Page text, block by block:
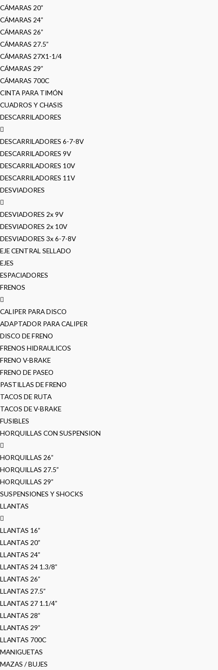
CÁMARAS 20”
CÁMARAS 24”
CÁMARAS 26”
CÁMARAS 27.5”
CÁMARAS 27X1-1/4
CÁMARAS 29”
CÁMARAS 700C
CINTA PARA TIMÓN
CUADROS Y CHASIS
DESCARRILADORES
DESCARRILADORES 6-7-8V
DESCARRILADORES 9V
DESCARRILADORES 10V
DESCARRILADORES 11V
DESVIADORES
DESVIADORES 2x 9V
DESVIADORES 2x 10V
DESVIADORES 3x 6-7-8V
EJE CENTRAL SELLADO
EJES
ESPACIADORES
FRENOS
CALIPER PARA DISCO
ADAPTADOR PARA CALIPER
DISCO DE FRENO
FRENOS HIDRAULICOS
FRENO V-BRAKE
FRENO DE PASEO
PASTILLAS DE FRENO
TACOS DE RUTA
TACOS DE V-BRAKE
FUSIBLES
HORQUILLAS CON SUSPENSION
HORQUILLAS 26”
HORQUILLAS 27.5”
HORQUILLAS 29”
SUSPENSIONES Y SHOCKS
LLANTAS
LLANTAS 16”
LLANTAS 20”
LLANTAS 24”
LLANTAS 24 1.3/8”
LLANTAS 26”
LLANTAS 27.5”
LLANTAS 27 1.1/4”
LLANTAS 28”
LLANTAS 29”
LLANTAS 700C
MANIGUETAS
MAZAS / BUJES